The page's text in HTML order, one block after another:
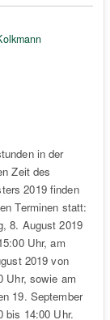
in der
Zeit des
2019 finden
Terminen statt:
8. August 2019
Uhr, am
2019 von
Uhr, sowie am
19. September
bis 14:00 Uhr.